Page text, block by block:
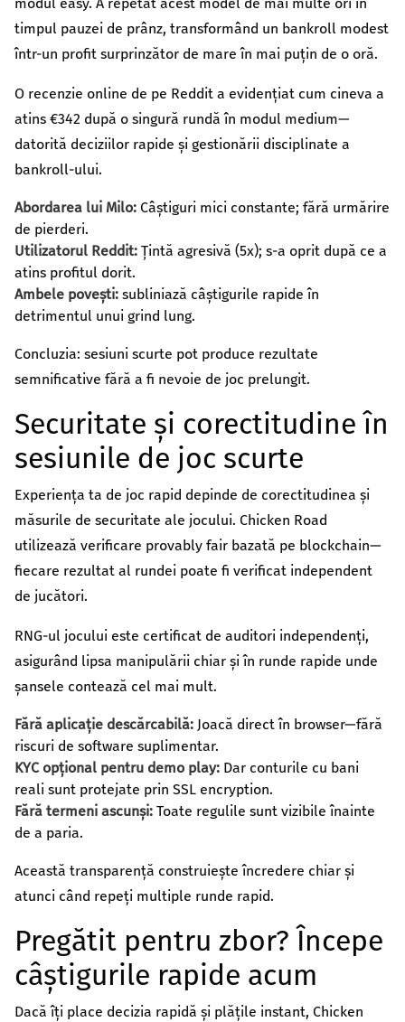
timpul pauzei de prânz, transformând un bankroll modest
într-un profit surprinzător de mare în mai puțin de o oră.
O recenzie online de pe Reddit a evidențiat cum cineva a
atins €342 după o singură rundă în modul medium—
datorită deciziilor rapide și gestionării disciplinate a
bankroll-ului.
Abordarea lui Milo: Câștiguri mici constante; fără urmărire
de pierderi.
Utilizatorul Reddit: Țintă agresivă (5x); s-a oprit după ce a
atins profitul dorit.
Ambele povești: subliniază câștigurile rapide în
detrimentul unui grind lung.
Concluzia: sesiuni scurte pot produce rezultate
semnificative fără a fi nevoie de joc prelungit.
Securitate și corectitudine în
sesiunile de joc scurte
Experiența ta de joc rapid depinde de corectitudinea și
măsurile de securitate ale jocului. Chicken Road
utilizează verificare provably fair bazată pe blockchain—
fiecare rezultat al rundei poate fi verificat independent
de jucători.
RNG-ul jocului este certificat de auditori independenți,
asigurând lipsa manipulării chiar și în runde rapide unde
șansele contează cel mai mult.
Fără aplicație descărcabilă: Joacă direct în browser—fără
riscuri de software suplimentar.
KYC opțional pentru demo play: Dar conturile cu bani
reali sunt protejate prin SSL encryption.
Fără termeni ascunși: Toate regulile sunt vizibile înainte
de a paria.
Această transparență construiește încredere chiar și
atunci când repeți multiple runde rapid.
Pregătit pentru zbor? Începe
câștigurile rapide acum
Dacă îți place decizia rapidă și plățile instant, Chicken